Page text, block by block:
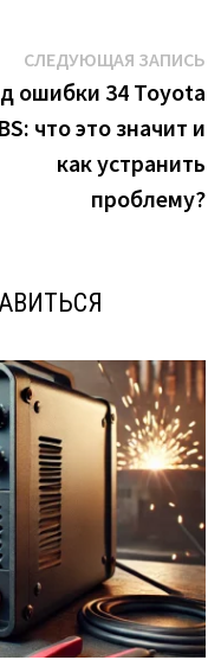
СЛЕДУЮЩАЯ ЗАПИСЬ
ошибки 34 Toyota
что это значит и
как устранить
проблему?